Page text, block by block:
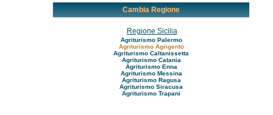
Cambia Regione
Regione Sicilia
Agriturismo Palermo
Agriturismo Agrigento
Agriturismo Caltanissetta
Agriturismo Catania
Agriturismo Enna
Agriturismo Messina
Agriturismo Ragusa
Agriturismo Siracusa
Agriturismo Trapani